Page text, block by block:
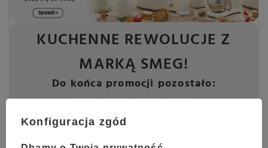
KUCHENNE REWOLUCJE Z
MARKĄ SMEG!
Do końca promocji pozostało:
dni godzin
Konfiguracja zgód